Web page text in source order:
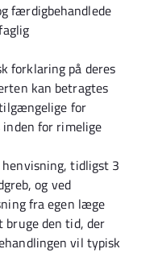
færdigbehandlede
forklaring på deres
kan betragtes
for
for rimelige
henvisning, tidligst 3
og ved
fra egen læge
den tid, der
vil typisk